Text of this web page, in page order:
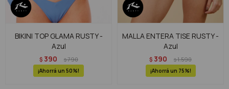
BIKINI TOP GLAMA RUSTY -
Azul
$ 390 $790
50
MALLA ENTERA TISE RUSTY -
Azul
$ 390 $1.590
75